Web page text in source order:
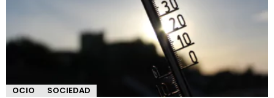
OCIO SOCIEDAD